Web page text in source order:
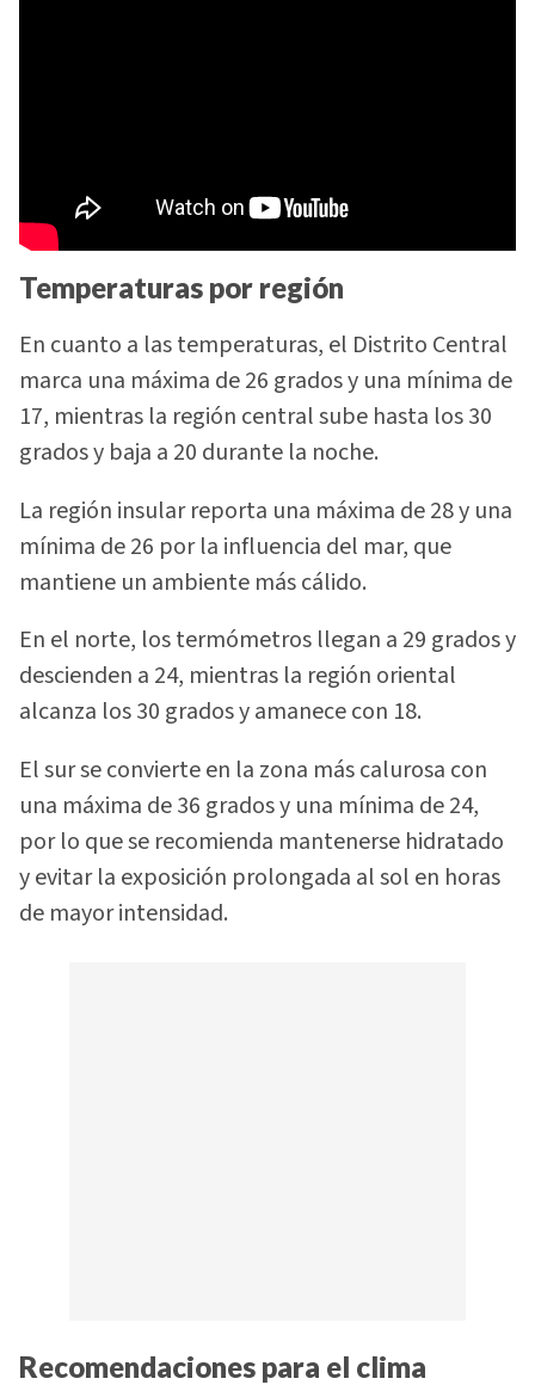
Temperaturas por región
En cuanto a las temperaturas, el Distrito Central
marca una máxima de 26 grados y una mínima de
17, mientras la región central sube hasta los 30
grados y baja a 20 durante la noche.
La región insular reporta una máxima de 28 y una
mínima de 26 por la influencia del mar, que
mantiene un ambiente más cálido.
En el norte, los termómetros llegan a 29 grados y
descienden a 24, mientras la región oriental
alcanza los 30 grados y amanece con 18.
El sur se convierte en la zona más calurosa con
una máxima de 36 grados y una mínima de 24,
por lo que se recomienda mantenerse hidratado
y evitar la exposición prolongada al sol en horas
de mayor intensidad.
Recomendaciones para el clima